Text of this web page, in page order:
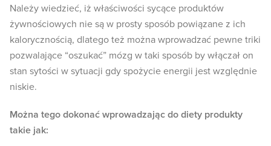
Należy wiedzieć, iż właściwości sycące produktów
żywnościowych nie są w prosty sposób powiązane z ich
kalorycznością, dlatego też można wprowadzać pewne triki
pozwalające “oszukać” mózg w taki sposób by włączał on
stan sytości w sytuacji gdy spożycie energii jest względnie
niskie.
Można tego dokonać wprowadzając do diety produkty
takie jak: